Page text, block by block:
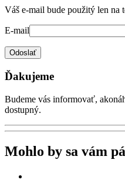
Váš e-mail bude použitý len na
E-mail
Odoslať
Ďakujeme
Budeme vás informovať,
dostupný.
Mohlo by sa vám